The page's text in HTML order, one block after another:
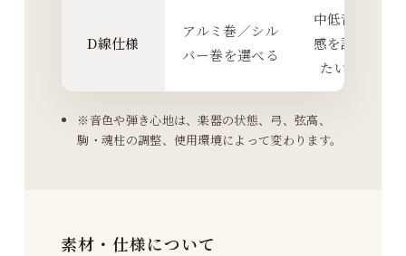
D線仕様
アルミ巻／シル
バー巻を選べる
中低音の質
感を調整し
たいとき
※音色や弾き心地は、楽器の状態、弓、弦高、
駒・魂柱の調整、使用環境によって変わります。
素材・仕様について